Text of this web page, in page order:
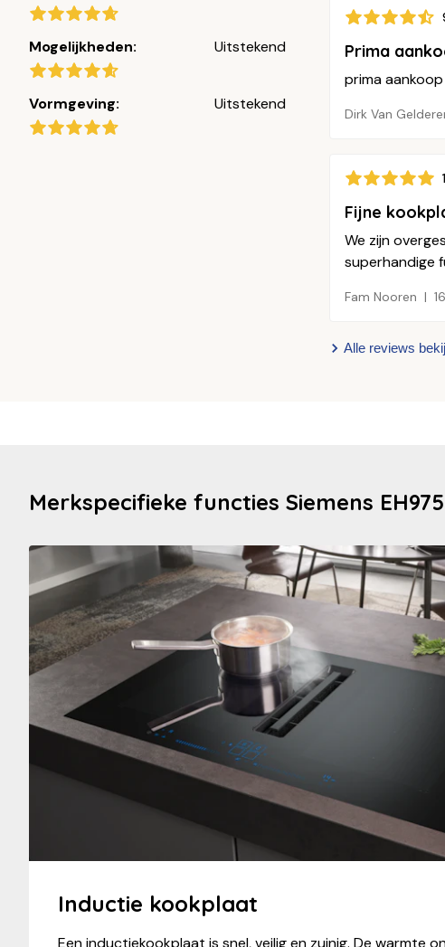
Mogelijkheden: Uitstekend
Vormgeving: Uitstekend
Prima
prima
Dirk Van
Fijne
We zijn
superhandige
Fam Nooren
Alle reviews
Merkspecifieke functies Siemens
Inductie kookplaat
Een inductiekookplaat is snel, veilig en zuinig. De warmte